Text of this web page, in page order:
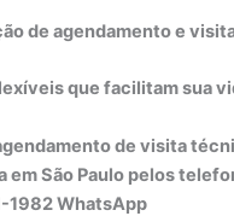
de agendamento e
que facilitam sua
de visita
em São Paulo pelos
1982 WhatsApp